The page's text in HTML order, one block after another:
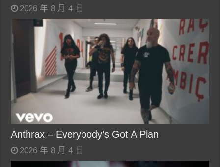
2026 年 8 月 4 日
Anthrax – Everybody’s Got A Plan
2026 年 8 月 4 日